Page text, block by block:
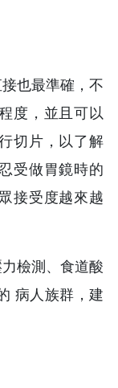
也最準確，不
度，並且可以
切片，以了解
受做胃鏡時的
接受度越來越
檢測、食道酸
病人族群，建